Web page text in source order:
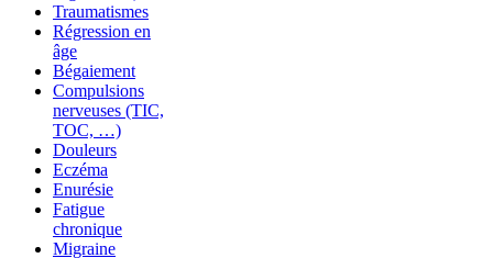
Traumatismes
Régression en
âge
Bégaiement
Compulsions
nerveuses (TIC,
TOC, …)
Douleurs
Eczéma
Enurésie
Fatigue
chronique
Migraine